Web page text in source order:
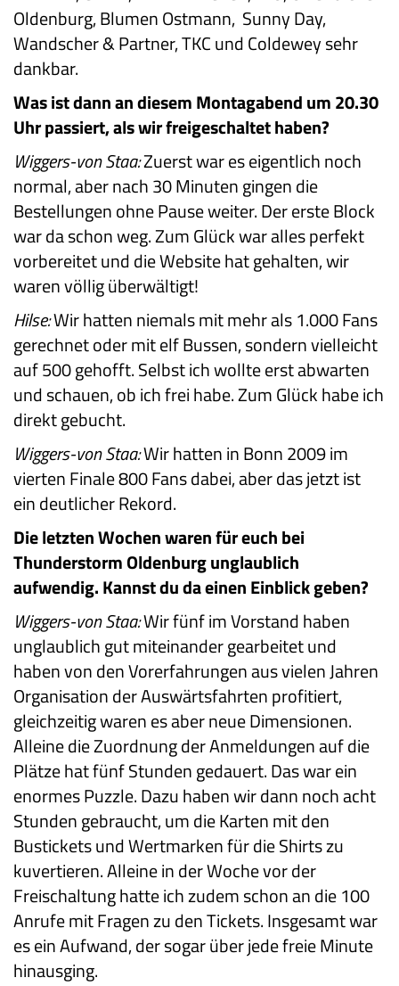
Oldenburg, Blumen Ostmann, Sunny Day,
Wandscher & Partner, TKC und Coldewey sehr
dankbar.
Was ist dann an diesem Montagabend um 20.30
Uhr passiert, als wir freigeschaltet haben?
Wiggers-von Staa:Zuerst war es eigentlich noch
normal, aber nach 30 Minuten gingen die
Bestellungen ohne Pause weiter. Der erste Block
war da schon weg. Zum Glück war alles perfekt
vorbereitet und die Website hat gehalten, wir
waren völlig überwältigt!
Hilse:Wir hatten niemals mit mehr als 1.000 Fans
gerechnet oder mit elf Bussen, sondern vielleicht
auf 500 gehofft. Selbst ich wollte erst abwarten
und schauen, ob ich frei habe. Zum Glück habe ich
direkt gebucht.
Wiggers-von Staa:Wir hatten in Bonn 2009 im
vierten Finale 800 Fans dabei, aber das jetzt ist
ein deutlicher Rekord.
Die letzten Wochen waren für euch bei
Thunderstorm Oldenburg unglaublich
aufwendig. Kannst du da einen Einblick geben?
Wiggers-von Staa:Wir fünf im Vorstand haben
unglaublich gut miteinander gearbeitet und
haben von den Vorerfahrungen aus vielen Jahren
Organisation der Auswärtsfahrten profitiert,
gleichzeitig waren es aber neue Dimensionen.
Alleine die Zuordnung der Anmeldungen auf die
Plätze hat fünf Stunden gedauert. Das war ein
enormes Puzzle. Dazu haben wir dann noch acht
Stunden gebraucht, um die Karten mit den
Bustickets und Wertmarken für die Shirts zu
kuvertieren. Alleine in der Woche vor der
Freischaltung hatte ich zudem schon an die 100
Anrufe mit Fragen zu den Tickets. Insgesamt war
es ein Aufwand, der sogar über jede freie Minute
hinausging.